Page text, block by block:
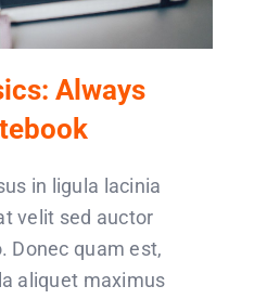
Always
in ligula lacinia
velit sed auctor
Donec quam est,
aliquet maximus